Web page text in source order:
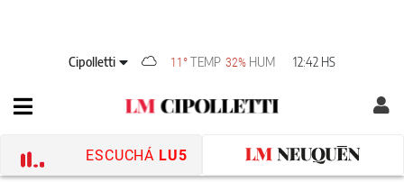
Cipolletti 11° TEMP 32% HUM 12:42 HS
ESCUCHÁ LU5